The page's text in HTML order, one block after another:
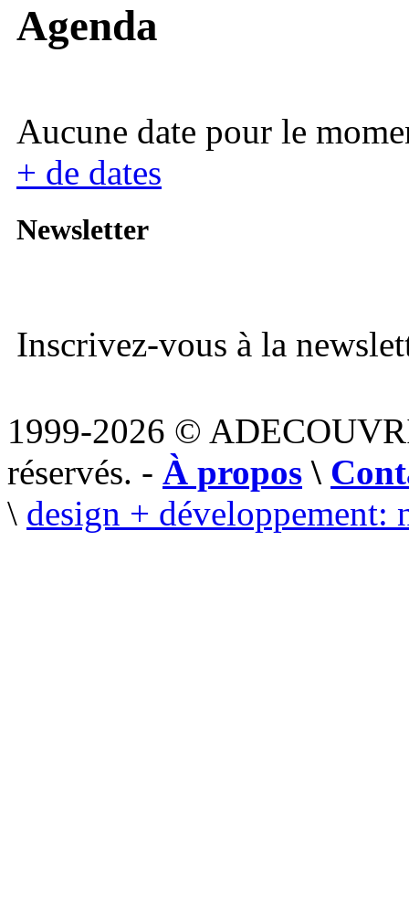
Agenda
Aucune date pour le
+ de dates
Newsletter
Inscrivez-vous à la
1999-2026 ©
réservés. - À propos \
\ design + développement: